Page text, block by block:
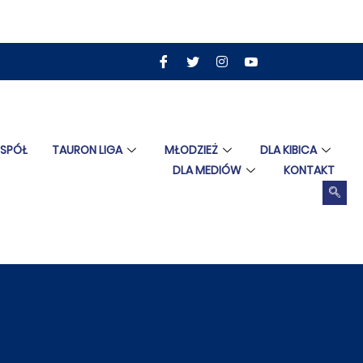
TAURON LIGA MŁODZIEŻ
DLA KIBICA
DLA MEDIÓW
KONTAKT